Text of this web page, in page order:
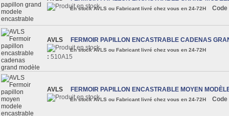
En stock AVLS ou Fabricant livré chez vous en 24-72H Code
AVLS FERMOIR PAPILLON ENCASTRABLE CADENAS
En stock AVLS ou Fabricant livré chez vous en 24-72H
: 510A15
AVLS FERMOIR PAPILLON ENCASTRABLE MOYEN
En stock AVLS ou Fabricant livré chez vous en 24-72H Code